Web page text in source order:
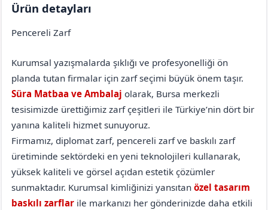
Ürün detayları
Pencereli Zarf
Kurumsal yazışmalarda şıklığı ve profesyonelliği ön
planda tutan firmalar için zarf seçimi büyük önem taşır.
Süra Matbaa ve Ambalaj olarak, Bursa merkezli
tesisimizde ürettiğimiz zarf çeşitleri ile Türkiye’nin dört bir
yanına kaliteli hizmet sunuyoruz.
Firmamız, diplomat zarf, pencereli zarf ve baskılı zarf
üretiminde sektördeki en yeni teknolojileri kullanarak,
yüksek kaliteli ve görsel açıdan estetik çözümler
sunmaktadır. Kurumsal kimliğinizi yansıtan özel tasarım
baskılı zarflar ile markanızı her gönderinizde daha etkili